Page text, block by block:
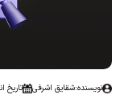
نویسنده:شقایق اشرفی تاریخ